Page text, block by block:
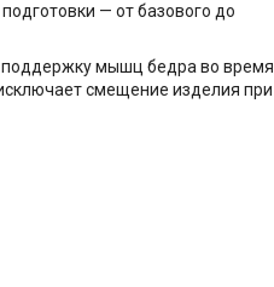
— от базового до
поддержку мышц бедра во время
смещение изделия при